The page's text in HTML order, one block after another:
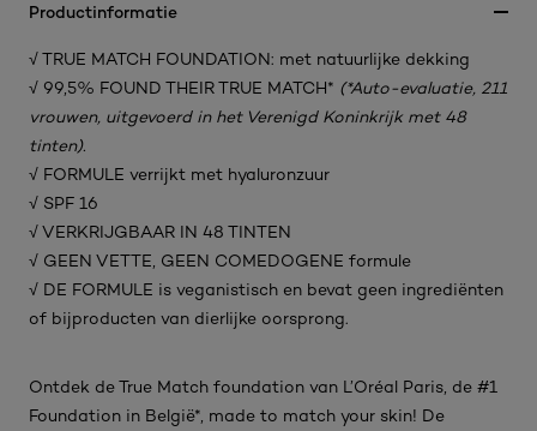
Productinformatie
√ TRUE MATCH FOUNDATION: met natuurlijke dekking
√ 99,5% FOUND THEIR TRUE MATCH* (*Auto-evaluatie, 211
vrouwen, uitgevoerd in het Verenigd Koninkrijk met 48
tinten).
√ FORMULE verrijkt met hyaluronzuur
√ SPF 16
√ VERKRIJGBAAR IN 48 TINTEN
√ GEEN VETTE, GEEN COMEDOGENE formule
√ DE FORMULE is veganistisch en bevat geen ingrediënten
of bijproducten van dierlijke oorsprong.
Ontdek de True Match foundation van L’Oréal Paris, de #1
Foundation in België*, made to match your skin! De